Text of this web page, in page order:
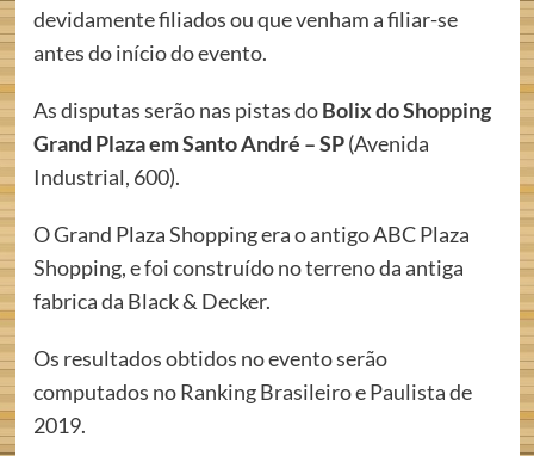
devidamente filiados ou que venham a filiar-se
antes do início do evento.
As disputas serão nas pistas doBolix do Shopping
Grand Plaza em Santo André – SP(Avenida
Industrial, 600).
O Grand Plaza Shopping era o antigo ABC Plaza
Shopping, e foi construído no terreno da antiga
fabrica da Black & Decker.
Os resultados obtidos no evento serão
computados no Ranking Brasileiro e Paulista de
2019.